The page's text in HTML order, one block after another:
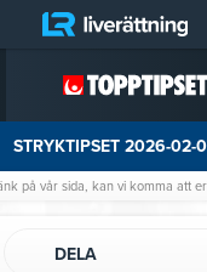
STRYKTIPSET 2026-02-
på vår sida, kan vi komma att
DELA